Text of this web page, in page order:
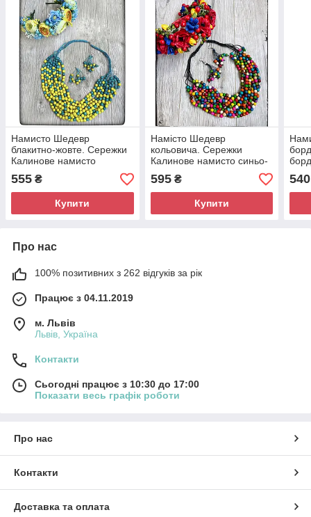
Намисто Шедевр
блакитно-жовте. Сережки
Калинове намисто
блакитно-жовті. Обруч
Мальви блакитно-жовтий.
555 ₴
Купити
Намісто Шедевр
кольовича. Сережки
Калинове намисто синьо-
кольорові. Обруч Феєрія
кольоровий.
595₴
Купити
540
Про нас
100% позитивних з 262 відгуків за рік
Працює з 04.11.2019
м. Львів
Львів, Україна
Контакти
Сьогодні працює з 10:30 до 17:00
Показати весь графік роботи
Про нас
Контакти
Доставка та оплата